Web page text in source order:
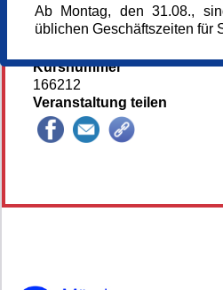
Künstler
Anmeldung bis
Kursnummer
166212
Veranstaltung teilen
Ab Montag, den 31.08.,
üblichen Geschäftszeiten für